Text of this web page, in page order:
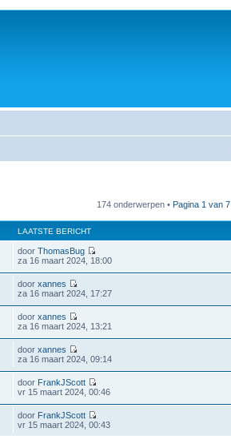
174 onderwerpen • Pagina 1 van 7
LAATSTE BERICHT
doorThomasBug
za 16 maart 2024, 18:00
doorxannes
za 16 maart 2024, 17:27
doorxannes
za 16 maart 2024, 13:21
doorxannes
za 16 maart 2024, 09:14
door FrankJScott
vr 15 maart 2024, 00:46
door FrankJScott
vr 15 maart 2024, 00:43